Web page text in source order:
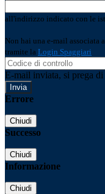
all'indirizzo indicato con le
Non hai una e-mail associata
tramite la Login Spaggiari
E-mail inviata, si prega
Errore
Chiudi
Successo
Chiudi
Informazione
Chiudi